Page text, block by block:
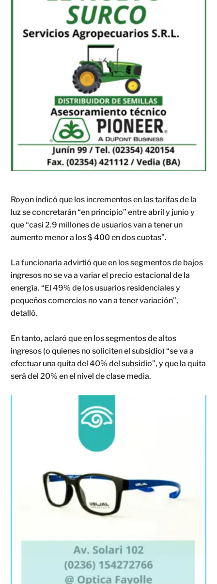
Royon indicó que los incrementos en las tarifas de la
luz se concretarán “en principio” entre abril y junio y
que “casi 2.9 millones de usuarios van a tener un
aumento menor a los $ 400 en dos cuotas”.
La funcionaria advirtió que en los segmentos de bajos
ingresos no se va a variar el precio estacional de la
energía. “El 49% de los usuarios residenciales y
pequeños comercios no van a tener variación”,
detalló.
En tanto, aclaró que en los segmentos de altos
ingresos (o quienes no soliciten el subsidio) “se va a
efectuar una quita del 40% del subsidio”, y que la quita
será del 20% en el nivel de clase media.